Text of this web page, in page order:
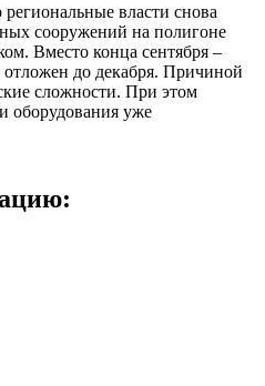
региональные власти снова
сооружений на полигоне
Вместо конца сентября –
отложен до декабря. Причиной
сложности. При этом
оборудования уже